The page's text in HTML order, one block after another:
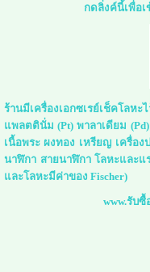
กดลิ่งค์นี้เพื่อเ
ร้านมีเครื่องเอกซเรย์เช็คโลห
แพลตตินั่ม (Pt) พาลาเดียม
เนื้อพระ ผงทอง เหรียญ เครื่อ
นาฬิกา สายนาฬิกา โลหะและแ
และโลหะมีค่าของ Fischer)
www.รับ